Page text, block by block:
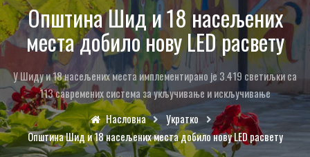
Општина Шид и 18 насељених
места добило нову LED расвету
У Шиду и 18 насељених места имплементирано је 3.419 светиљки са
113 савремених система за укључивање и искључивање
Насловна
Укратко
Општина Шид и 18 насељених места добило нову LED расвету